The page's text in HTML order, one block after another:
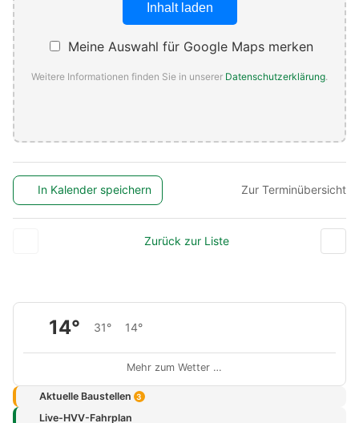
Inhalt laden
Meine Auswahl für Google Maps merken
Weitere Informationen finden Sie in unserer Datenschutzerklärung.
In Kalender speichern Zur Terminübersicht
Zurück zur Liste
14° 31° 14°
Mehr zum Wetter …
Aktuelle Baustellen 3
Live-HVV-Fahrplan